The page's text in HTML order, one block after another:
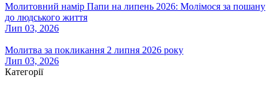
Молитовний намір Папи на липень 2026: Молімося за пошану
до людського життя
Лип 03, 2026
Молитва за покликання 2 липня 2026 року
Лип 03, 2026
Категорії